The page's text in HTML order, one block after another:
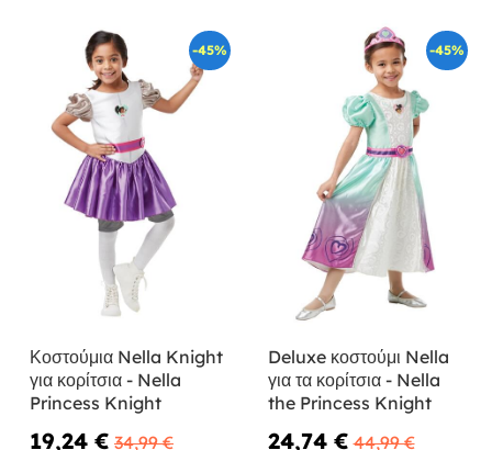
-45%
Κοστούμια Nella Knight
για κορίτσια - Nella
Princess Knight
19,24 € 34,99 €
-45%
Deluxe κοστούμι Nella
για τα κορίτσια - Nella
the Princess Knight
24,74 € 44,99 €